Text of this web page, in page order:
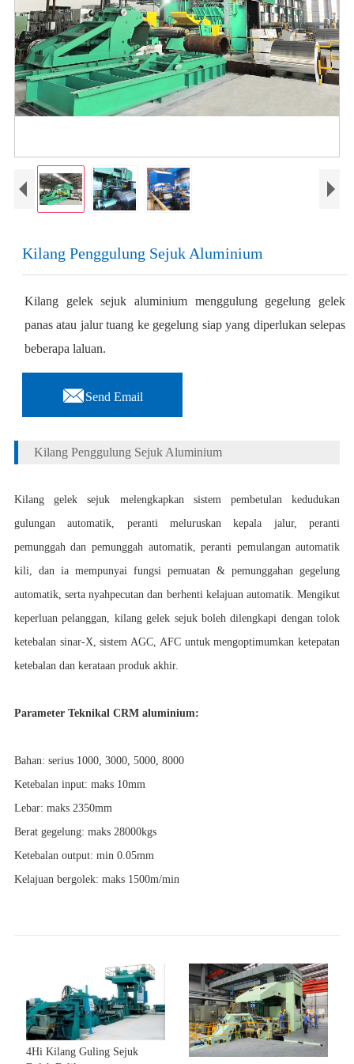
Kilang Penggulung Sejuk Aluminium
Kilang gelek sejuk aluminium menggulung gegelung gelek
panas atau jalur tuang ke gegelung siap yang diperlukan selepas
beberapa laluan.
Send Email
Kilang Penggulung Sejuk Aluminium
Kilang gelek sejuk melengkapkan sistem pembetulan kedudukan
gulungan automatik, peranti meluruskan kepala jalur, peranti
pemunggah dan pemunggah automatik, peranti pemulangan automatik
kili, dan ia mempunyai fungsi pemuatan & pemunggahan gegelung
automatik, serta nyahpecutan dan berhenti kelajuan automatik. Mengikut
keperluan pelanggan, kilang gelek sejuk boleh dilengkapi dengan tolok
ketebalan sinar-X, sistem AGC, AFC untuk mengoptimumkan ketepatan
ketebalan dan kerataan produk akhir.
Parameter Teknikal CRM aluminium:
Bahan: serius 1000, 3000, 5000, 8000
Ketebalan input: maks 10mm
Lebar: maks 2350mm
Berat gegelung: maks 28000kgs
Ketebalan output: min 0.05mm
Kelajuan bergolek: maks 1500m/min
4Hi Kilang Guling Sejuk